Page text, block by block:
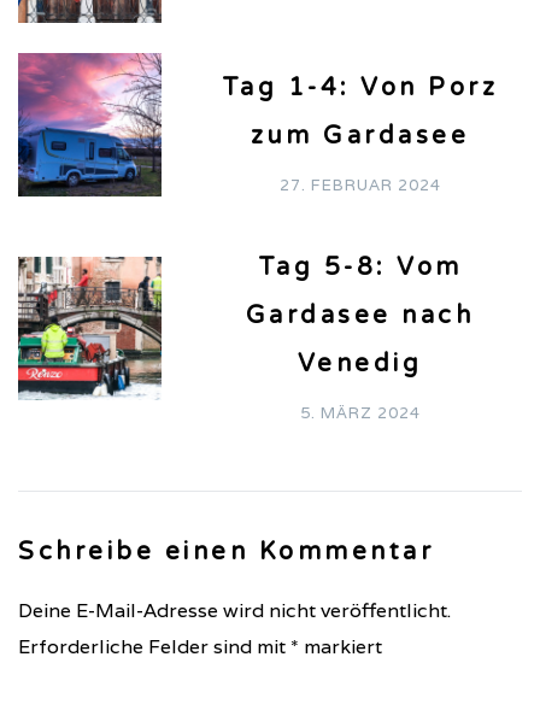
Tag 1-4: Von Porz
zum Gardasee
27. FEBRUAR 2024
Tag 5-8: Vom
Gardasee nach
Venedig
5. MÄRZ 2024
Schreibe einen Kommentar
Deine E-Mail-Adresse wird nicht veröffentlicht.
Erforderliche Felder sind mit * markiert